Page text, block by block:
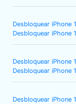
Desbloquear iPhone
Desbloquear iPhone
Desbloquear iPhone
Desbloquear iPhone
Desbloquear iPhone